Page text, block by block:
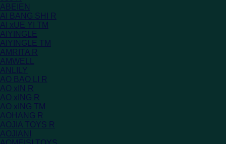
ABEIEN
AI BANG SHI R
AI xUE YI TM
AIYINGLE
AIYINGLE TM
AMRITA R
AMWELL
ANLILY
AO BAO LI R
AO xIN R
AO xING R
AO xING TM
AOHANG R
AOJIA TOYS R
AOJIANI